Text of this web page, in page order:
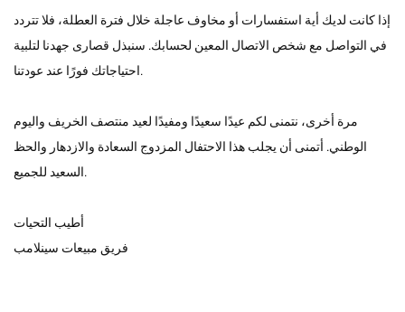
إذا كانت لديك أية استفسارات أو مخاوف عاجلة خلال فترة العطلة، فلا تتردد
في التواصل مع شخص الاتصال المعين لحسابك. سنبذل قصارى جهدنا لتلبية
احتياجاتك فورًا عند عودتنا.
مرة أخرى، نتمنى لكم عيدًا سعيدًا ومفيدًا لعيد منتصف الخريف واليوم
الوطني. أتمنى أن يجلب هذا الاحتفال المزدوج السعادة والازدهار والحظ
السعيد للجميع.
أطيب التحيات
فريق مبيعات سينلامب